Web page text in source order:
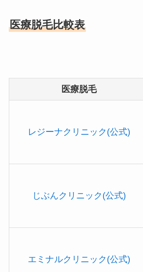
医療脱毛比較表
医療脱毛
レジーナクリニック(公式)
じぶんクリニック(公式)
エミナルクリニック(公式)